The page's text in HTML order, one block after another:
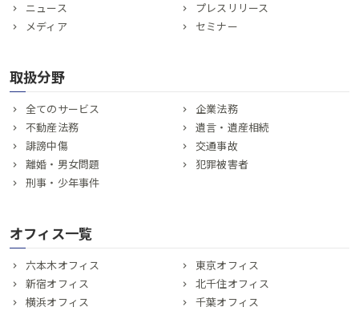
ニュース
プレスリリース
メディア
セミナー
取扱分野
全てのサービス
企業法務
不動産法務
遺言・遺産相続
誹謗中傷
交通事故
離婚・男女問題
犯罪被害者
刑事・少年事件
オフィス一覧
六本木オフィス
東京オフィス
新宿オフィス
北千住オフィス
横浜オフィス
千葉オフィス